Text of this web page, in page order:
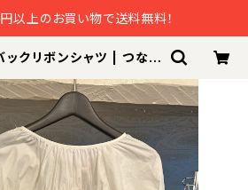
以上のお買い物で送料無料！
バックリボンシャツ | つなぐ